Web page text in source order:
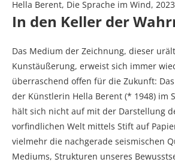
Hella Berent, Die Sprache im Wind, 2023
In den Keller der
Das Medium der Zeichnung, dieser
Kunstäußerung, erweist sich immer
überraschend offen für die Zukunft:
der Künstlerin Hella Berent (* 1948) im
hält sich nicht auf mit der Darstellung
vorfindlichen Welt mittels Stift auf
vielmehr die nachgerade seismischen
Mediums, Strukturen unseres